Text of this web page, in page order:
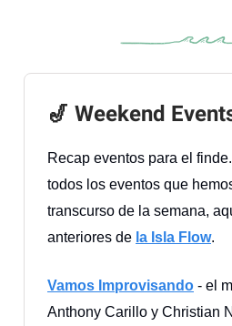
🎷 Weekend
Recap eventos para el
todos los eventos que
transcurso de la semana,
anteriores de la Isla Flow.
Vamos Improvisando - el
Anthony Carillo y Christian